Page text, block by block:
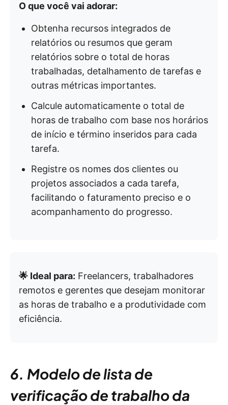
O que você vai adorar:
Obtenha recursos integrados de
relatórios ou resumos que geram
relatórios sobre o total de horas
trabalhadas, detalhamento de tarefas e
outras métricas importantes.
Calcule automaticamente o total de
horas de trabalho com base nos horários
de início e término inseridos para cada
tarefa.
Registre os nomes dos clientes ou
projetos associados a cada tarefa,
facilitando o faturamento preciso e o
acompanhamento do progresso.
🌟 Ideal para: Freelancers, trabalhadores
remotos e gerentes que desejam monitorar
as horas de trabalho e a produtividade com
eficiência.
6. Modelo de lista de
verificação de trabalho da